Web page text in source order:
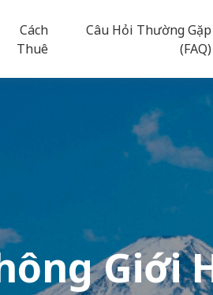
Cách
Thuê
Câu Hỏi Thường Gặp
(FAQ)
Giới